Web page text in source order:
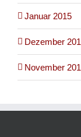
Januar 2015
Dezember
November